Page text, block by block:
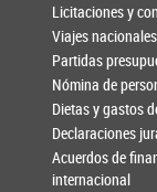
Licitaciones y
Viajes
Partidas
Nómina de
Dietas y gastos
Declaraciones
Acuerdos de
internacional